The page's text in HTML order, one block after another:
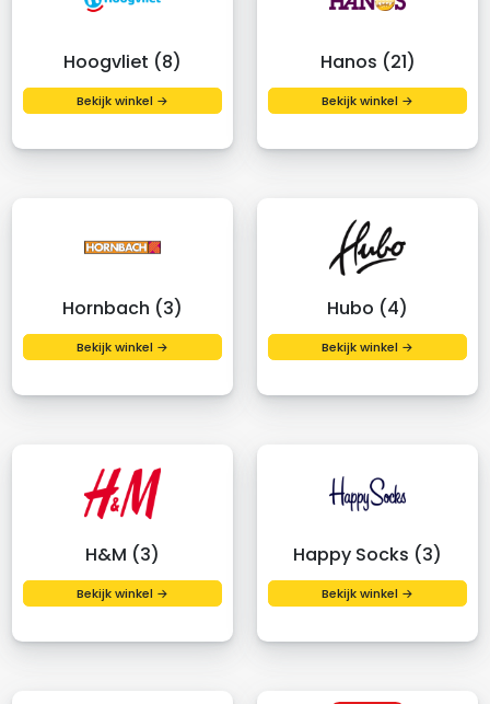
Hoogvliet (8)
Bekijk winkel →
Hanos (21)
Bekijk winkel →
Hornbach (3)
Bekijk winkel →
Hubo (4)
Bekijk winkel →
H&M (3)
Bekijk winkel →
Happy Socks (3)
Bekijk winkel →